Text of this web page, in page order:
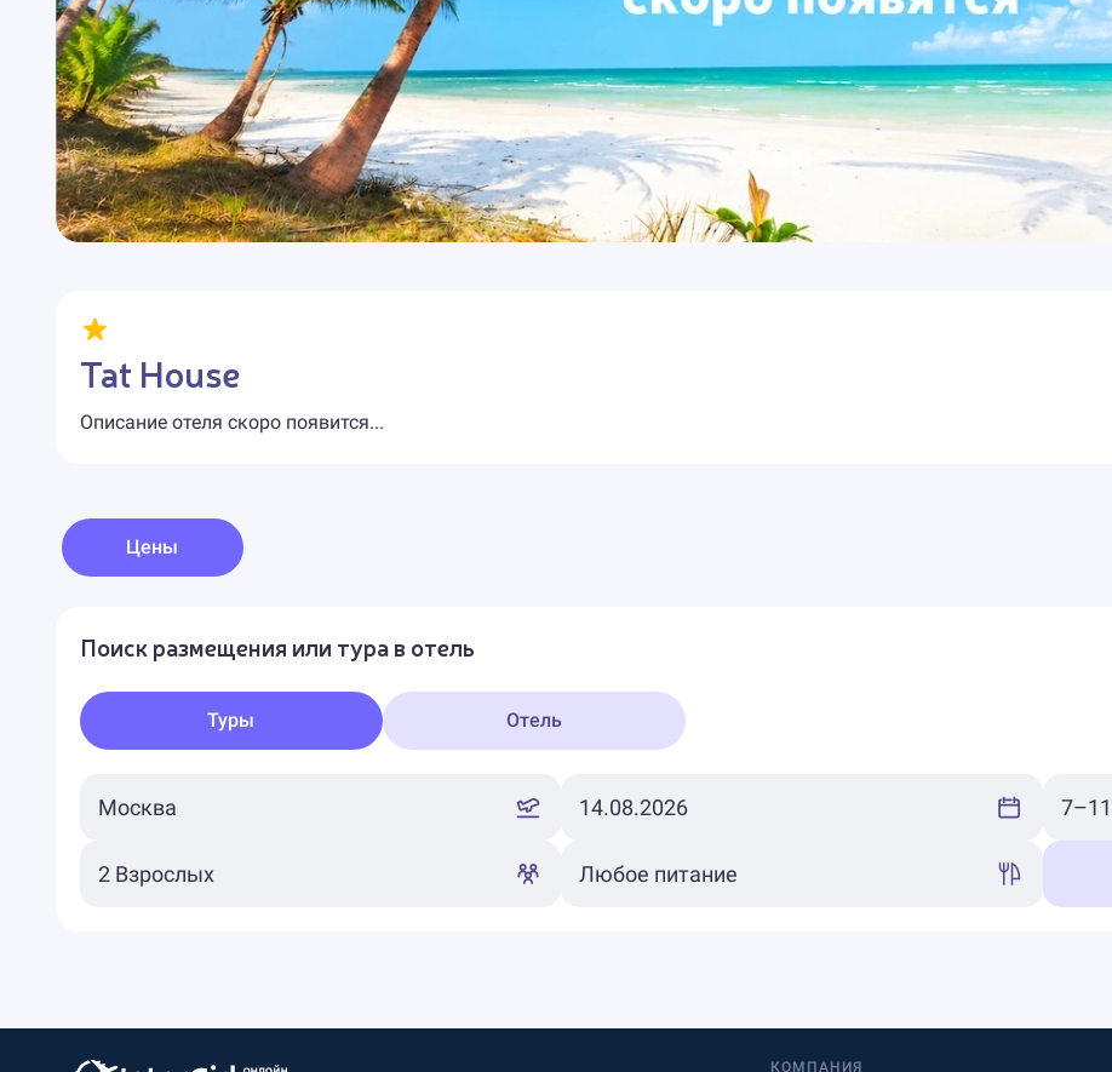
Tat House
Описание отеля скоро появится...
Цены
Поиск размещения или тура в отель
Туры Отель
КОМПАНИЯ